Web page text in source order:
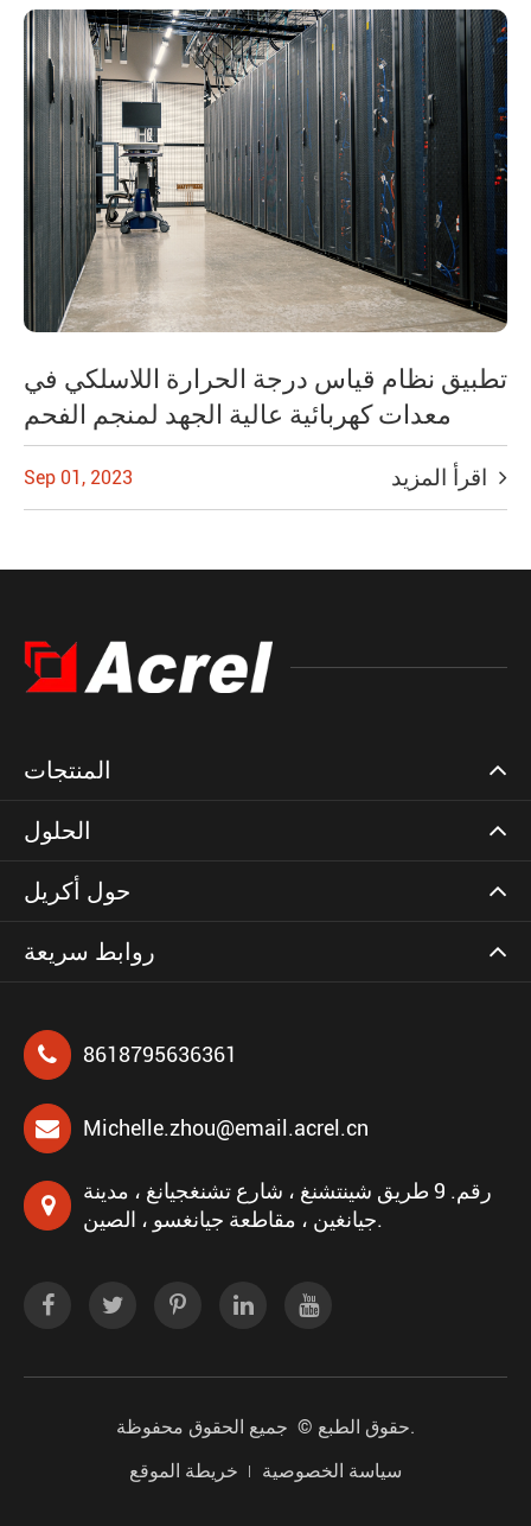
تطبيق نظام قياس درجة الحرارة اللاسلكي في
معدات كهربائية عالية الجهد لمنجم الفحم
Sep 01, 2023
المنتجات
الحلول
حول أكريل
روابط سريعة
8618795636361
Michelle.zhou@email.acrel.cn
رقم. 9 طريق شينتشنغ ، شارع تشنغجيانغ ، مدينة
جيانغين ، مقاطعة جيانغسو ، الصين.
حقوق الطبع ©جميع الحقوق محفوظة.
خريطة الموقع
سياسة الخصوصية